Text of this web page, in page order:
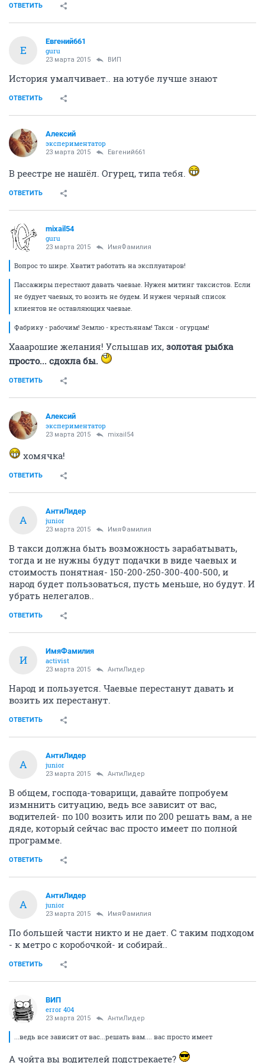
ОТВЕТИТЬ
Е
Евгений661
guru
23 марта 2015 ВИП
История умалчивает.. на ютубе лучше знают
ОТВЕТИТЬ
Алексий
экспериментатор
23 марта 2015 Евгений661
В реестре не нашёл. Огурец, типа тебя.
ОТВЕТИТЬ
mixail54
guru
23 марта 2015 ИмяФамилия
Вопрос то шире. Хватит работать на эксплуатаров!
Пассажиры перестают давать чаевые. Нужен митинг таксистов. Если
не будует чаевых, то возить не будем. И нужен черный список
клиентов не оставляющих чаевые.
Фабрику - рабочим! Землю - крестьянам! Такси - огурцам!
Хааарошие желания! Услышав их, золотая рыбка
просто... сдохла бы.
ОТВЕТИТЬ
Алексий
экспериментатор
23 марта 2015 mixail54
хомячка!
ОТВЕТИТЬ
А
АнтиЛидер
junior
23 марта 2015 ИмяФамилия
В такси должна быть возможность зарабатывать,
тогда и не нужны будут подачки в виде чаевых и
стоимость понятная- 150-200-250-300-400-500, и
народ будет пользоваться, пусть меньше, но будут. И
убрать нелегалов..
ОТВЕТИТЬ
И
ИмяФамилия
activist
23 марта 2015 АнтиЛидер
Народ и пользуется. Чаевые перестанут давать и
возить их перестанут.
ОТВЕТИТЬ
А
АнтиЛидер
junior
23 марта 2015 АнтиЛидер
В общем, господа-товарищи, давайте попробуем
измннить ситуацию, ведь все зависит от вас,
водителей- по 100 возить или по 200 решать вам, а не
дяде, который сейчас вас просто имеет по полной
программе.
ОТВЕТИТЬ
А
АнтиЛидер
junior
23 марта 2015 ИмяФамилия
По большей части никто и не дает. С таким подходом
- к метро с коробочкой- и собирай..
ОТВЕТИТЬ
ВИП
error 404
23 марта 2015 АнтиЛидер
...ведь все зависит от вас...решать вам.... вас просто имеет
А чойта вы водителей подстрекаете?